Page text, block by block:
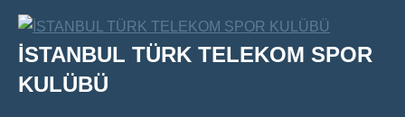
İçeriğe
İSTANBUL TÜRK TELEKOM SPOR
KULÜBÜ